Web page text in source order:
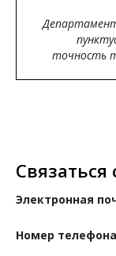
точность
Электронная
Номер